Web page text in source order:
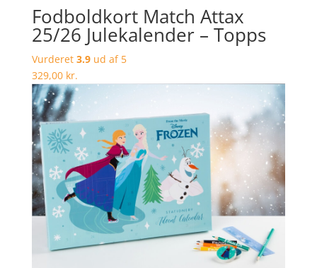
Fodboldkort Match Attax
25/26 Julekalender – Topps
Vurderet 3.9ud af 5
329,00 kr.